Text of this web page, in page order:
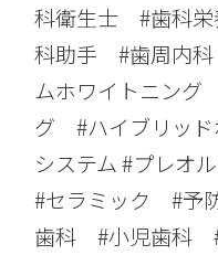
科衛生士 #歯科
科助手 #歯周内
ムホワイトニン
グ #ハイブリッド
システム #プレオ
#セラミック #予
歯科 #小児歯科